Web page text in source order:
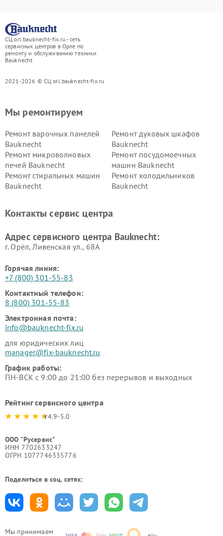
СЦ orl.bauknecht-fix.ru - сеть
сервисных центров в Орле по
ремонту и обслуживанию техники
Bauknecht
2021-2026 © СЦ orl.bauknecht-fix.ru
Мы принимаем
Мы ремонтируем
Ремонт варочных панелей
Bauknecht
Ремонт духовых шкафов
Bauknecht
Ремонт микроволновых
печей Bauknecht
Ремонт посудомоечных
машин Bauknecht
Ремонт стиральных машин
Bauknecht
Ремонт холодильников
Bauknecht
Контакты сервис центра
Адрес сервисного центра Bauknecht:
г. Орёл, Ливенская ул., 68А
Горячая линия:
+7 (800) 301-55-83
Контактный телефон:
8 (800) 301-55-83
Электронная почта:
info@bauknecht-fix.ru
для юридических лиц
manager@fix-bauknecht.ru
График работы:
ПН-ВСК с 9:00 до 21:00 без перерывов и выходных
Рейтинг сервисного центра
4.9-5.0
ООО "Русервис"
ИНН 7702633247
ОГРН 1077746335776
Поделиться в соц. сетях: